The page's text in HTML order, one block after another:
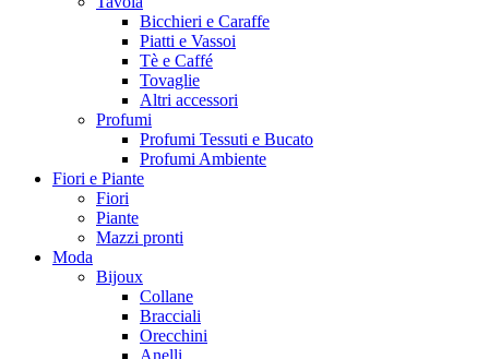
Bicchieri e Caraffe
Piatti e Vassoi
Tè e Caffé
Tovaglie
Altri accessori
Profumi
Profumi Tessuti e Bucato
Profumi Ambiente
Fiori e Piante
Fiori
Piante
Mazzi pronti
Moda
Bijoux
Collane
Bracciali
Orecchini
Anelli